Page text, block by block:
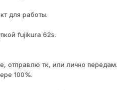
для работы.
fujikura 62s.
отправлю тк, или лично передам.
100%.